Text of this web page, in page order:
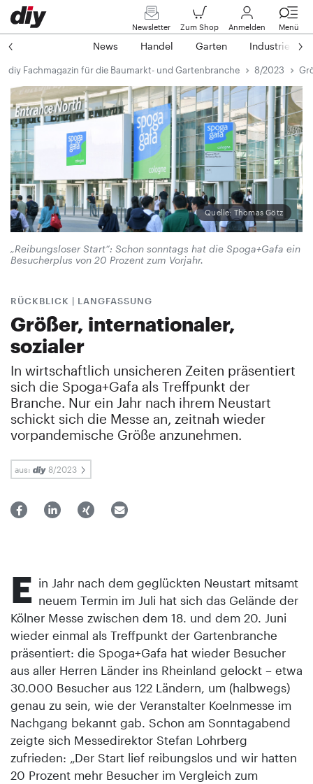
Newsletter Zum Shop Anmelden Menü
News Handel Garten Industrie
diy Fachmagazin für die Baumarkt- und Gartenbranche 8/2023
Quelle: Thomas Götz
„Reibungsloser Start“: Schon sonntags hat die Spoga+Gafa ein
Besucherplus von 20 Prozent zum Vorjahr.
RÜCKBLICK | LANGFASSUNG
Größer, internationaler,
sozialer
In wirtschaftlich unsicheren Zeiten präsentiert
sich die Spoga+Gafa als Treffpunkt der
Branche. Nur ein Jahr nach ihrem Neustart
schickt sich die Messe an, zeitnah wieder
vorpandemische Größe anzunehmen.
aus: 8/2023
E in Jahr nach dem geglückten Neustart mitsamt
neuem Termin im Juli hat sich das Gelände der
Kölner Messe zwischen dem 18. und dem 20. Juni
wieder einmal als Treffpunkt der Gartenbranche
präsentiert: die Spoga+Gafa hat wieder Besucher
aus aller Herren Länder ins Rheinland gelockt – etwa
30.000 Besucher aus 122 Ländern, um (halbwegs)
genau zu sein, wie der Veranstalter Koelnmesse im
Nachgang bekannt gab. Schon am Sonntagabend
zeigte sich Messedirektor Stefan Lohrberg
zufrieden: „Der Start lief reibungslos und wir hatten
20 Prozent mehr Besucher im Vergleich zum